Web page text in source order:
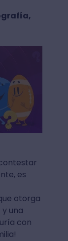
es
otorga
una
con